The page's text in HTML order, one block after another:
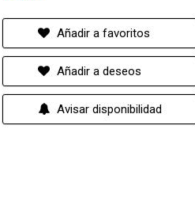
Añadir a favoritos
Añadir a deseos
Avisar disponibilidad